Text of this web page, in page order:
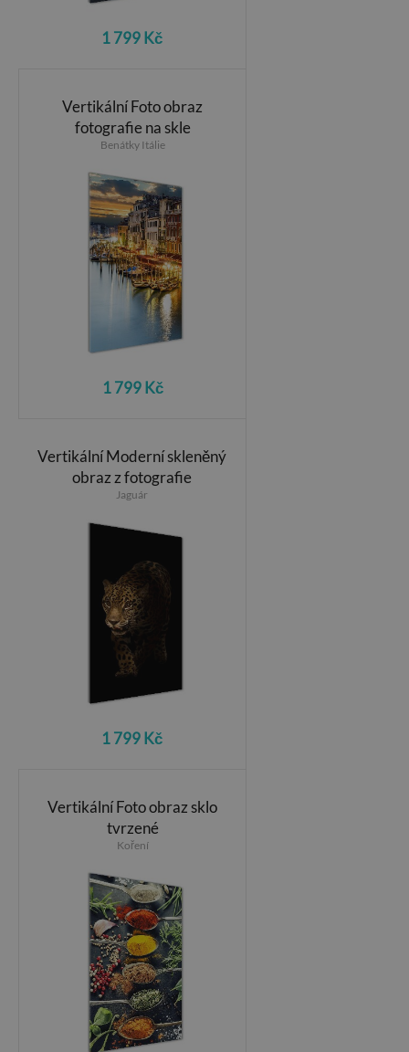
1 799 Kč
Vertikální Foto obraz
fotografie na skle
Benátky Itálie
1 799 Kč
Vertikální Moderní skleněný
obraz z fotografie
Jaguár
1 799 Kč
Vertikální Foto obraz sklo
tvrzené
Koření